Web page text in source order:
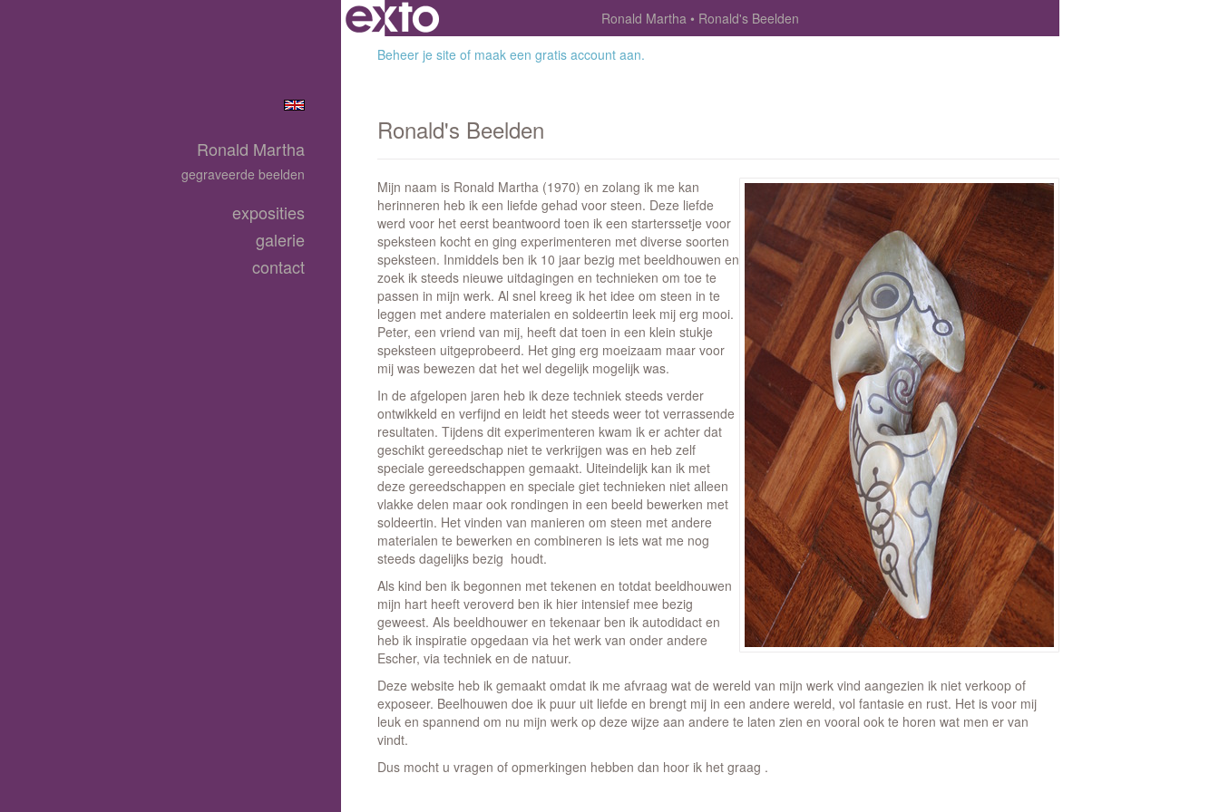
Ronald Martha
Ronald's Beelden
Beheer je site of maak een gratis account aan.
Ronald's Beelden
Mijn naam is Ronald Martha (1970) en zolang ik me kan
herinneren heb ik een liefde gehad voor steen. Deze liefde
werd voor het eerst beantwoord toen ik een starterssetje voor
speksteen kocht en ging experimenteren met diverse soorten
speksteen. Inmiddels ben ik 10 jaar bezig met beeldhouwen en
zoek ik steeds nieuwe uitdagingen en technieken om toe te
passen in mijn werk. Al snel kreeg ik het idee om steen in te
leggen met andere materialen en soldeertin leek mij erg mooi.
Peter, een vriend van mij, heeft dat toen in een klein stukje
speksteen uitgeprobeerd. Het ging erg moeizaam maar voor
mij was bewezen dat het wel degelijk mogelijk was.
In de afgelopen jaren heb ik deze techniek steeds verder
ontwikkeld en verfijnd en leidt het steeds weer tot verrassende
resultaten. Tijdens dit experimenteren kwam ik er achter dat
geschikt gereedschap niet te verkrijgen was en heb zelf
speciale gereedschappen gemaakt. Uiteindelijk kan ik met
deze gereedschappen en speciale giet technieken niet alleen
vlakke delen maar ook rondingen in een beeld bewerken met
soldeertin. Het vinden van manieren om steen met andere
materialen te bewerken en combineren is iets wat me nog
steeds dagelijks bezig houdt.
Als kind ben ik begonnen met tekenen en totdat beeldhouwen
mijn hart heeft veroverd ben ik hier intensief mee bezig
geweest. Als beeldhouwer en tekenaar ben ik autodidact en
heb ik inspiratie opgedaan via het werk van onder andere
Escher, via techniek en de natuur.
Deze website heb ik gemaakt omdat ik me afvraag wat de wereld van mijn werk vind aangezien ik niet verkoop of
exposeer. Beelhouwen doe ik puur uit liefde en brengt mij in een andere wereld, vol fantasie en rust. Het is voor mij
leuk en spannend om nu mijn werk op deze wijze aan andere te laten zien en vooral ook te horen wat men er van
vindt.
Dus mocht u vragen of opmerkingen hebben dan hoor ik het graag .
Ronald Martha
gegraveerde beelden
exposities
galerie
contact